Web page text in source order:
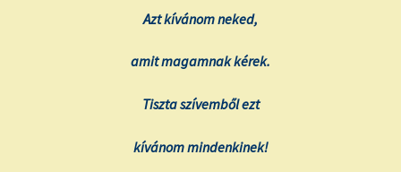
Azt kívánom neked,
amit magamnak kérek.
Tiszta szívemből ezt
kívánom mindenkinek!